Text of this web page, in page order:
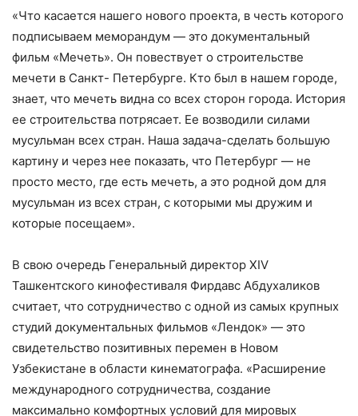
«Что касается нашего нового проекта, в честь которого
подписываем меморандум — это документальный
фильм «Мечеть». Он повествует о строительстве
мечети в Санкт- Петербурге. Кто был в нашем городе,
знает, что мечеть видна со всех сторон города. История
ее строительства потрясает. Ее возводили силами
мусульман всех стран. Наша задача-сделать большую
картину и через нее показать, что Петербург — не
просто место, где есть мечеть, а это родной дом для
мусульман из всех стран, с которыми мы дружим и
которые посещаем».
В свою очередь Генеральный директор XIV
Ташкентского кинофестиваля Фирдавс Абдухаликов
считает, что сотрудничество с одной из самых крупных
студий документальных фильмов «Лендок» — это
свидетельство позитивных перемен в Новом
Узбекистане в области кинематографа. «Расширение
международного сотрудничества, создание
максимально комфортных условий для мировых